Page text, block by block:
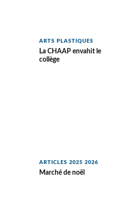
ARTS PLASTIQUES
La CHAAP envahit le
collège
ARTICLES 2025 2026
Marché de noël